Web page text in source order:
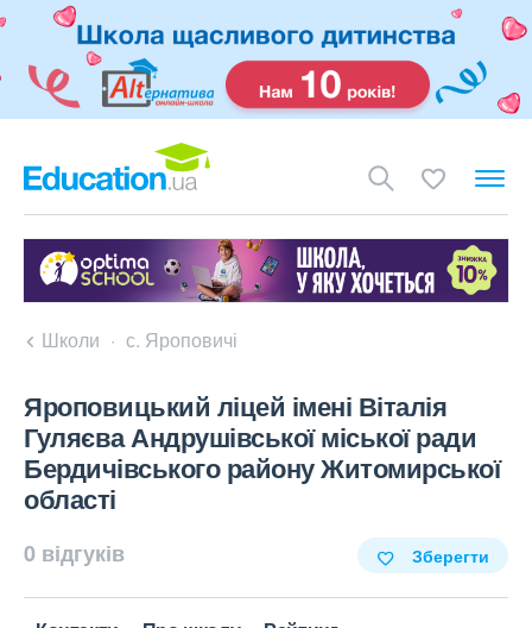
Школи с. Яроповичі
Яроповицький ліцей імені Віталія
Гуляєва Андрушівської міської ради
Бердичівського району Житомирської
області
0 відгуків Зберегти